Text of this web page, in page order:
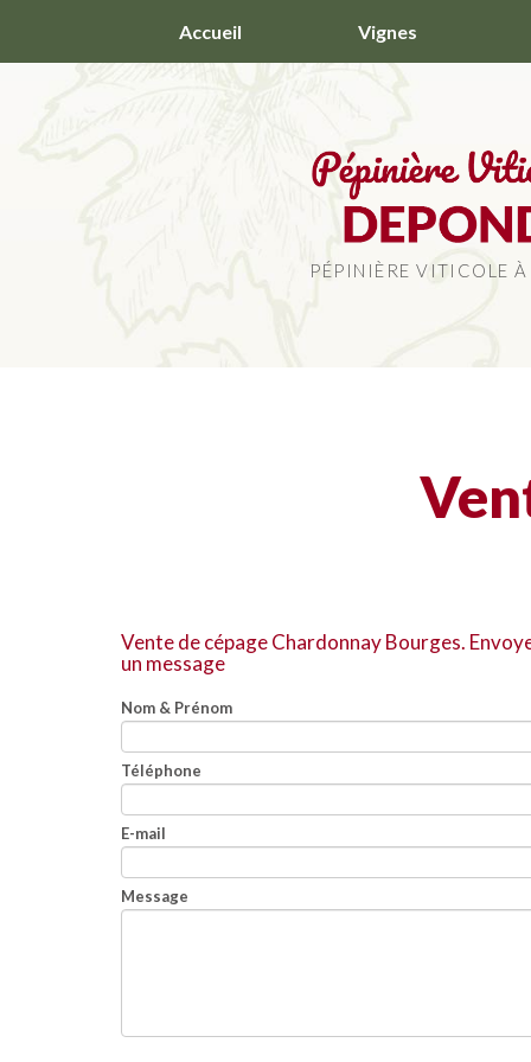
contenu
Accueil Vignes
PÉPINIÈRE VITICOLE À
Vente de cépage Chardonnay Bourges.
un message
Nom & Prénom
Téléphone
E-mail
Message